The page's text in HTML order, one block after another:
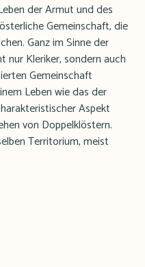
der Armut und des
Gemeinschaft, die
Ganz im Sinne der
nur Kleriker, sondern auch
Gemeinschaft
Leben wie das der
Aspekt
von Doppelklöstern.
Territorium, meist